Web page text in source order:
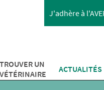
J'adhère à
TROUVER UN
VÉTÉRINAIRE
ACTUALITÉS